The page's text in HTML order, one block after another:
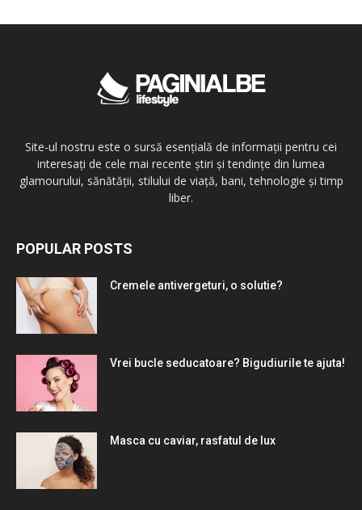
Site-ul nostru este o sursă esențială de informații pentru cei
interesați de cele mai recente știri și tendințe din lumea
glamourului, sănătății, stilului de viață, bani, tehnologie și timp
liber.
POPULAR POSTS
Cremele antivergeturi, o solutie?
Vrei bucle seducatoare? Bigudiurile te ajuta!
Masca cu caviar, rasfatul de lux